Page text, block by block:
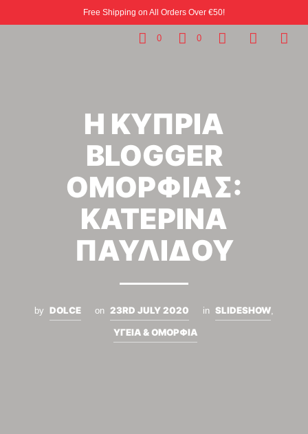
Free Shipping on All Orders Over €50!
0 0
H ΚΥΠΡΙΑ
BLOGGER
ΟΜΟΡΦΙΑΣ:
ΚΑΤΕΡΙΝΑ
ΠΑΥΛΙΔΟΥ
by DOLCE on 23RD JULY 2020 in SLIDESHOW,
ΥΓΕΙΑ & ΟΜΟΡΦΙΑ